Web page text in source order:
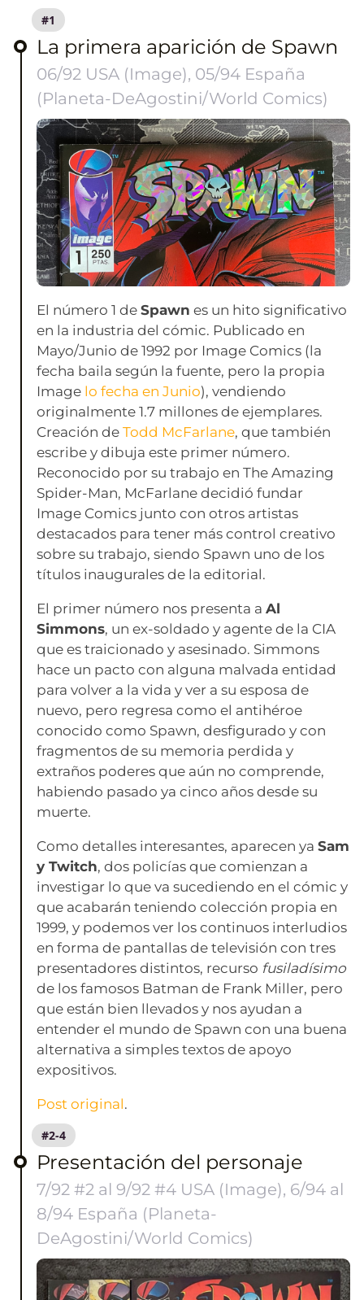
#1
La primera aparición de Spawn
06/92 USA (Image), 05/94 España
(Planeta-DeAgostini/World Comics)
El número 1 de Spawn es un hito significativo
en la industria del cómic. Publicado en
Mayo/Junio de 1992 por Image Comics (la
fecha baila según la fuente, pero la propia
Image lo fecha en Junio), vendiendo
originalmente 1.7 millones de ejemplares.
Creación de Todd McFarlane, que también
escribe y dibuja este primer número.
Reconocido por su trabajo en The Amazing
Spider-Man, McFarlane decidió fundar
Image Comics junto con otros artistas
destacados para tener más control creativo
sobre su trabajo, siendo Spawn uno de los
títulos inaugurales de la editorial.
El primer número nos presenta a Al
Simmons, un ex-soldado y agente de la CIA
que es traicionado y asesinado. Simmons
hace un pacto con alguna malvada entidad
para volver a la vida y ver a su esposa de
nuevo, pero regresa como el antihéroe
conocido como Spawn, desfigurado y con
fragmentos de su memoria perdida y
extraños poderes que aún no comprende,
habiendo pasado ya cinco años desde su
muerte.
Como detalles interesantes, aparecen ya Sam
y Twitch, dos policías que comienzan a
investigar lo que va sucediendo en el cómic y
que acabarán teniendo colección propia en
1999, y podemos ver los continuos interludios
en forma de pantallas de televisión con tres
presentadores distintos, recurso fusiladísimo
de los famosos Batman de Frank Miller, pero
que están bien llevados y nos ayudan a
entender el mundo de Spawn con una buena
alternativa a simples textos de apoyo
expositivos.
Post original.
#2-4
Presentación del personaje
7/92 #2 al 9/92 #4 USA (Image), 6/94 al
8/94 España (Planeta-
DeAgostini/World Comics)